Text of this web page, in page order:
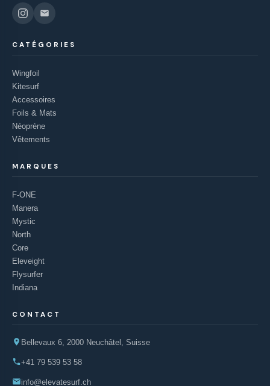
CATÉGORIES
Wingfoil
Kitesurf
Accessoires
Foils & Mats
Néoprène
Vêtements
MARQUES
F-ONE
Manera
Mystic
North
Core
Eleveight
Flysurfer
Indiana
CONTACT
Bellevaux 6, 2000 Neuchâtel, Suisse
+41 79 539 53 58
info@elevatesurf.ch